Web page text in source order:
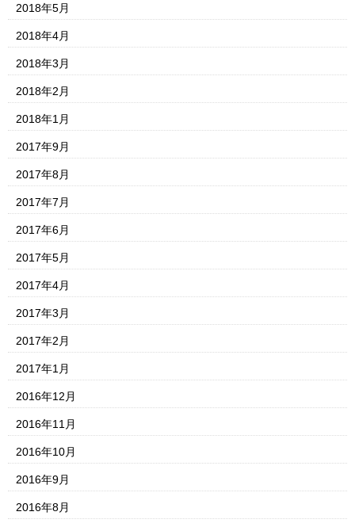
2018年5月
2018年4月
2018年3月
2018年2月
2018年1月
2017年9月
2017年8月
2017年7月
2017年6月
2017年5月
2017年4月
2017年3月
2017年2月
2017年1月
2016年12月
2016年11月
2016年10月
2016年9月
2016年8月